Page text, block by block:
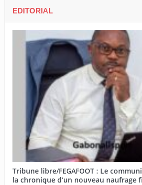
EDITORIAL
Tribune libre/FEGAFOOT : Le
la chronique d’un nouveau naufrage